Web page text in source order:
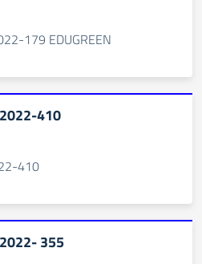
179 EDUGREEN
410
410
355